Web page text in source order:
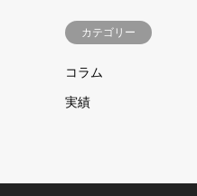
カテゴリー
コラム
実績